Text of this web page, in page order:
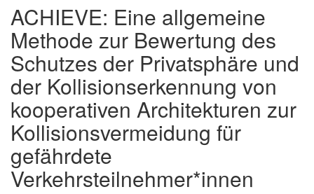
ACHIEVE: Eine allgemeine
Methode zur Bewertung des
Schutzes der Privatsphäre und
der Kollisionserkennung von
kooperativen Architekturen zur
Kollisionsvermeidung für
gefährdete
Verkehrsteilnehmer*innen